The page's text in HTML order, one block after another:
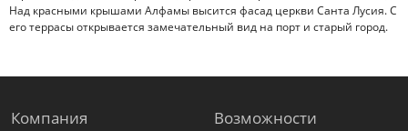
Над красными крышами Алфамы высится фасад церкви Санта Лусия. С
его террасы открывается замечательный вид на порт и старый город.
Компания Возможности